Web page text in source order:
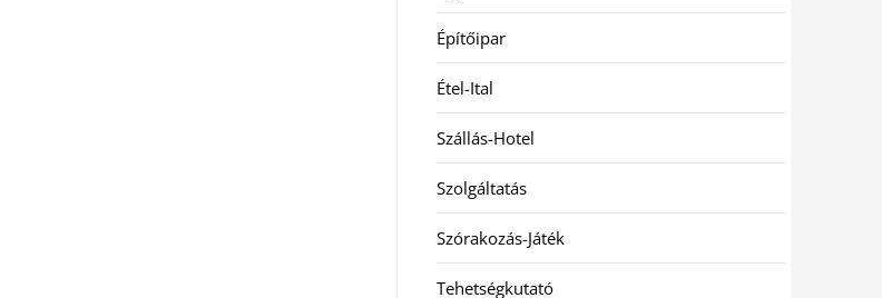
Építőipar
Étel-Ital
Szállás-Hotel
Szolgáltatás
Szórakozás-Játék
Tehetségkutató